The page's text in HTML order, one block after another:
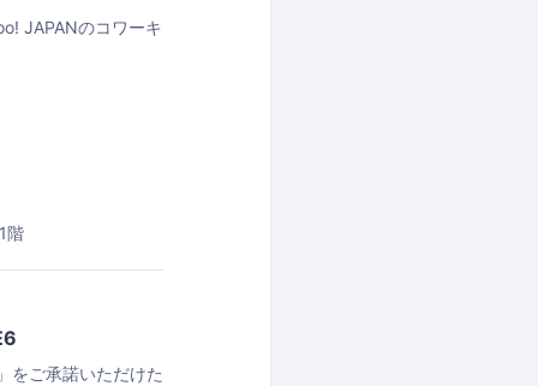
JAPANのコワーキ
階
をご承諾いただけた